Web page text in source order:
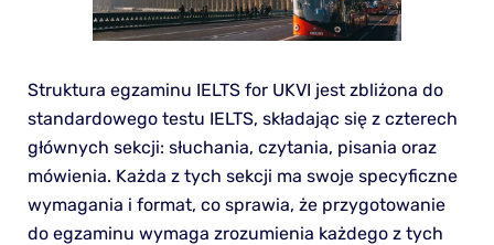
Struktura egzaminu IELTS for UKVI jest zbliżona do
standardowego testu IELTS, składając się z czterech
głównych sekcji: słuchania, czytania, pisania oraz
mówienia. Każda z tych sekcji ma swoje specyficzne
wymagania i format, co sprawia, że przygotowanie
do egzaminu wymaga zrozumienia każdego z tych